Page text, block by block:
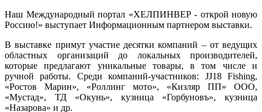
Наш Международный портал «ХЕЛПИНВЕР - открой новую
Россию!» выступает Информационным партнером выставки.
В выставке примут участие десятки компаний – от ведущих
областных организаций до локальных производителей,
которые предлагают уникальные товары, в том числе и
ручной работы. Среди компаний-участников: JJ18 Fishing,
«Ростов Марин», «Роллинг мото», «Кизляр ПП» ООО,
«Мустад», ТД «Окунь», кузница «Горбуновъ», кузница
«Назарова» и др.